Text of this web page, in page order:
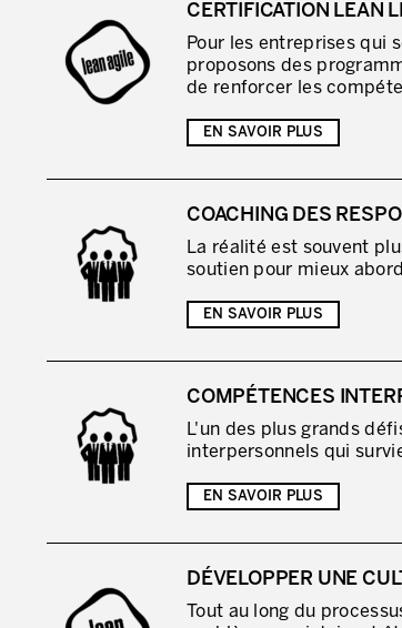
CERTIFICATION LEAN
Pour les entreprises qui
proposons des
de renforcer les
EN SAVOIR PLUS
COACHING DES
La réalité est souvent
soutien pour mieux
EN SAVOIR PLUS
COMPÉTENCES
L'un des plus grands
interpersonnels qui
EN SAVOIR PLUS
DÉVELOPPER UNE
Tout au long du